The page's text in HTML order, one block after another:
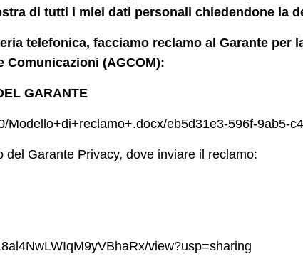
di tutti i miei dati personali chiedendone la
telefonica, facciamo reclamo al Garante per
Comunicazioni (AGCOM):
GARANTE
Modello+di+reclamo+.docx/eb5d31e3-596f-9ab5-
del Garante Privacy, dove inviare il reclamo:
view?usp=sharing